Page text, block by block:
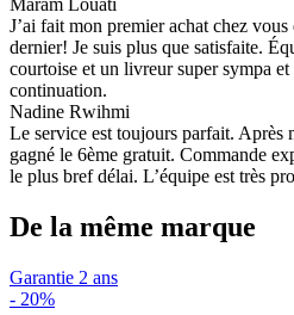
J’ai fait mon premier achat chez vous
dernier! Je suis plus que satisfaite.
courtoise et un livreur super sympa
continuation.
Nadine Rwihmi
Le service est toujours parfait. Après
gagné le 6ème gratuit. Commande
le plus bref délai. L’équipe est très
De la même marque
Garantie 2 ans
- 20%